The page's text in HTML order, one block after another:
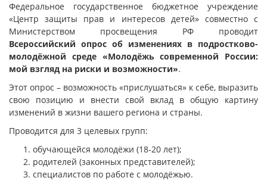
Федеральное государственное бюджетное учреждение
«Центр защиты прав и интересов детей» совместно с
Министерством просвещения РФ проводит
Всероссийский опрос об изменениях в подростково-
молодёжной среде «Молодёжь современной России:
мой взгляд на риски и возможности».
Этот опрос – возможность «прислушаться» к себе, выразить
свою позицию и внести свой вклад в общую картину
изменений в жизни вашего региона и страны.
Проводится для 3 целевых групп:
обучающейся молодёжи (18-20 лет);
родителей (законных представителей);
специалистов по работе с молодёжью.